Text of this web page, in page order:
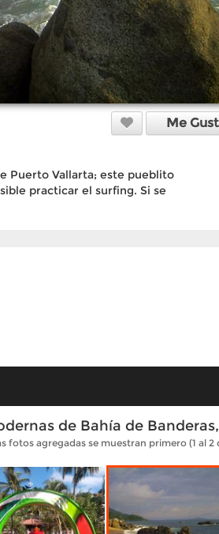
Me
Puerto Vallarta; este pueblito
practicar el surfing. Si se
de Bahía de Banderas,
fotos agregadas se muestran primero (1 al 2